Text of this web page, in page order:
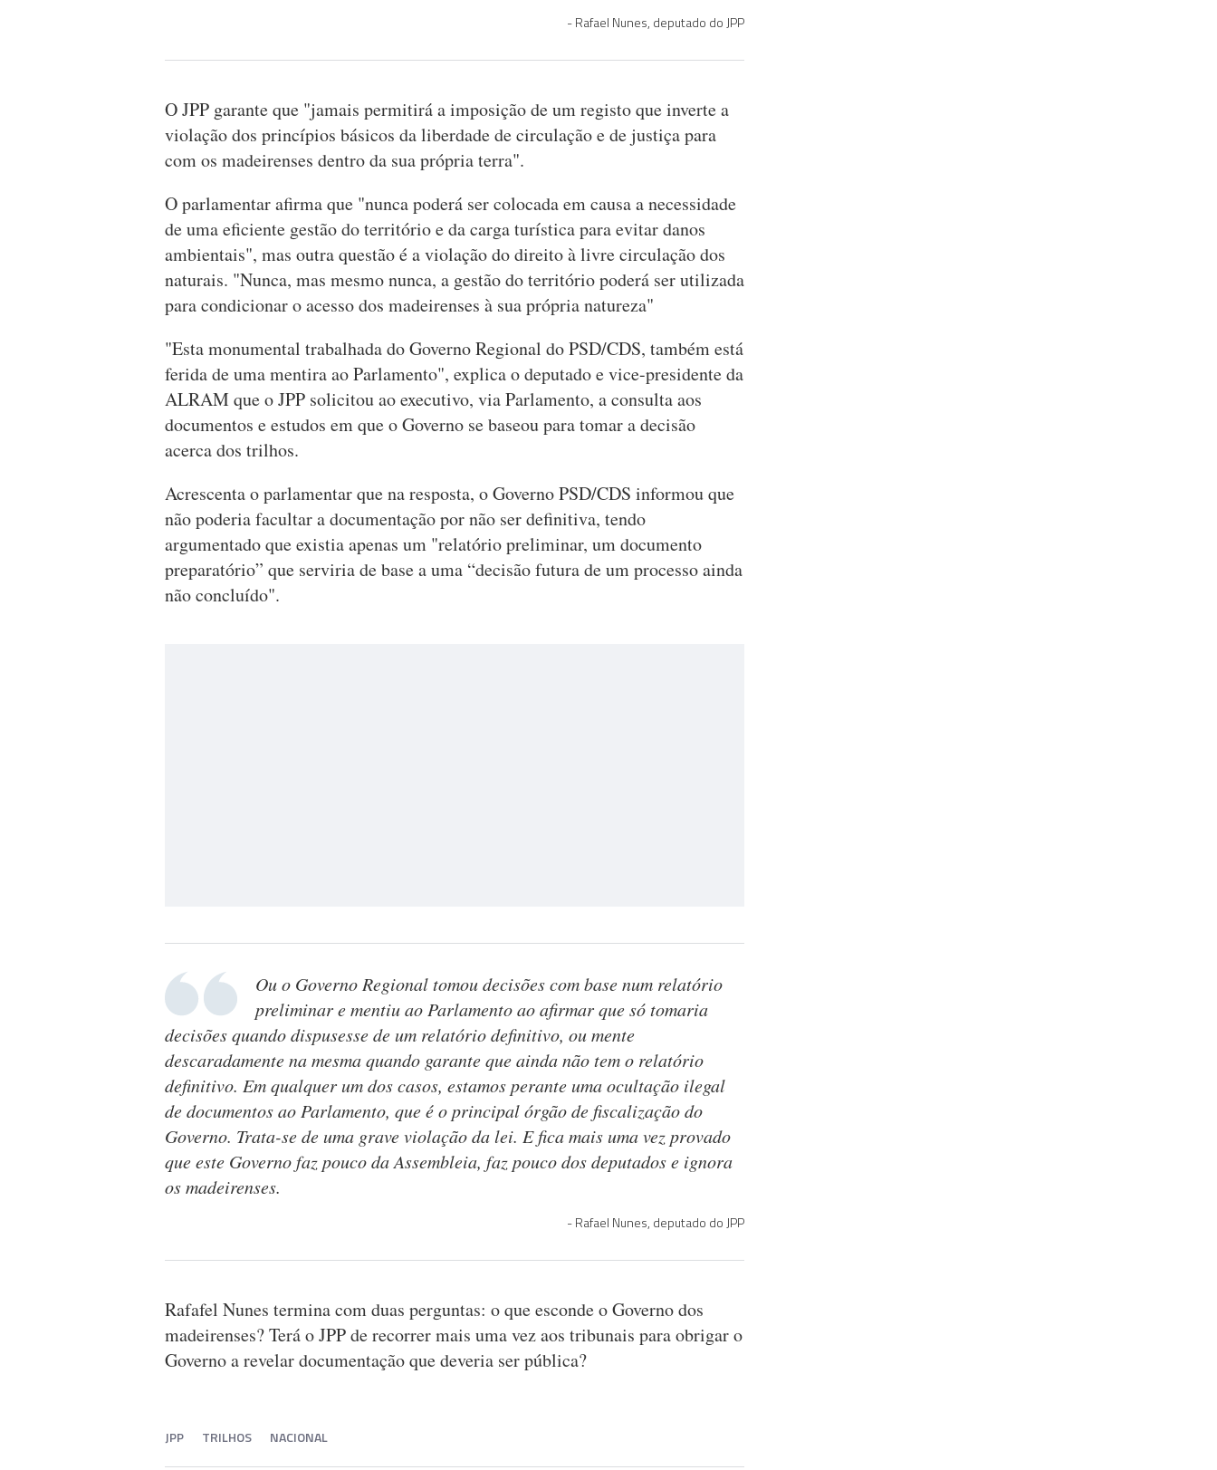
Rafael Nunes, deputado do JPP
O JPP garante que "jamais permitirá a imposição de um registo que inverte a
violação dos princípios básicos da liberdade de circulação e de justiça para
com os madeirenses dentro da sua própria terra".
O parlamentar afirma que "nunca poderá ser colocada em causa a necessidade
de uma eficiente gestão do território e da carga turística para evitar danos
ambientais", mas outra questão é a violação do direito à livre circulação dos
naturais. "Nunca, mas mesmo nunca, a gestão do território poderá ser utilizada
para condicionar o acesso dos madeirenses à sua própria natureza"
"Esta monumental trabalhada do Governo Regional do PSD/CDS, também está
ferida de uma mentira ao Parlamento", explica o deputado e vice-presidente da
ALRAM que o JPP solicitou ao executivo, via Parlamento, a consulta aos
documentos e estudos em que o Governo se baseou para tomar a decisão
acerca dos trilhos.
Acrescenta o parlamentar que na resposta, o Governo PSD/CDS informou que
não poderia facultar a documentação por não ser definitiva, tendo
argumentado que existia apenas um "relatório preliminar, um documento
preparatório” que serviria de base a uma “decisão futura de um processo ainda
não concluído".
Ou o Governo Regional tomou decisões com base num relatório
preliminar e mentiu ao Parlamento ao afirmar que só tomaria
decisões quando dispusesse de um relatório definitivo, ou mente
descaradamente na mesma quando garante que ainda não tem o relatório
definitivo. Em qualquer um dos casos, estamos perante uma ocultação ilegal
de documentos ao Parlamento, que é o principal órgão de fiscalização do
Governo. Trata-se de uma grave violação da lei. E fica mais uma vez provado
que este Governo faz pouco da Assembleia, faz pouco dos deputados e ignora
os madeirenses.
Rafael Nunes, deputado do JPP
Rafafel Nunes termina com duas perguntas: o que esconde o Governo dos
madeirenses? Terá o JPP de recorrer mais uma vez aos tribunais para obrigar o
Governo a revelar documentação que deveria ser pública?
JPP TRILHOS NACIONAL